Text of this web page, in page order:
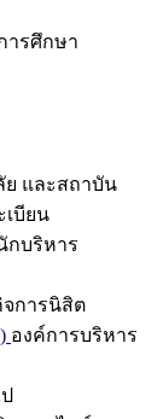
ารศึกษา
และสถาบัน
เบียน
กบริหาร
การนิสิต
องค์การบริหาร